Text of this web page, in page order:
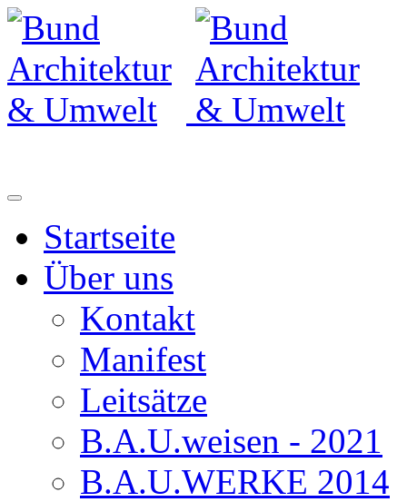
Startseite
Über uns
Kontakt
Manifest
Leitsätze
B.A.U.weisen - 2021
B.A.U.WERKE 2014